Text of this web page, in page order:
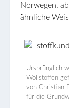
Norwegen,
ähnliche
Ursprünglich
Wollstoffen
von Christian
für die